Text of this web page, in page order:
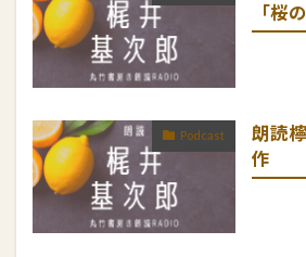
「桜
Podcast
朗読
作